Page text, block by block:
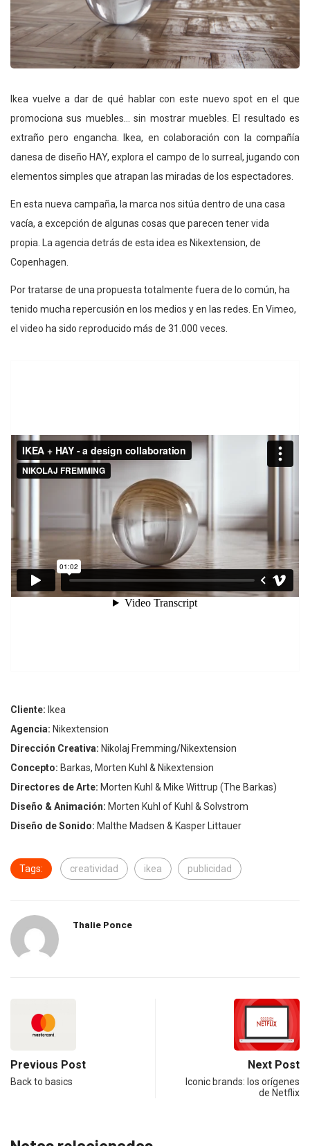
Ikea vuelve a dar de qué hablar con este nuevo spot en el que
promociona sus muebles… sin mostrar muebles. El resultado es
extraño pero engancha. Ikea, en colaboración con la compañía
danesa de diseño HAY, explora el campo de lo surreal, jugando con
elementos simples que atrapan las miradas de los espectadores.
En esta nueva campaña, la marca nos sitúa dentro de una casa
vacía, a excepción de algunas cosas que parecen tener vida
propia. La agencia detrás de esta idea es Nikextension, de
Copenhagen.
Por tratarse de una propuesta totalmente fuera de lo común, ha
tenido mucha repercusión en los medios y en las redes. En Vimeo,
el video ha sido reproducido más de 31.000 veces.
Cliente: Ikea
Agencia: Nikextension
Dirección Creativa: Nikolaj Fremming/Nikextension
Concepto: Barkas, Morten Kuhl & Nikextension
Directores de Arte: Morten Kuhl & Mike Wittrup (The Barkas)
Diseño & Animación: Morten Kuhl of Kuhl & Solvstrom
Diseño de Sonido: Malthe Madsen & Kasper Littauer
Tags: creatividad ikea publicidad
Thalie Ponce
Previous Post
Back to basics
Next Post
Iconic brands: los orígenes
de Netflix